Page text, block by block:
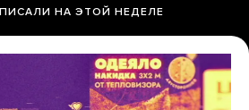
НА ЭТОЙ НЕДЕЛЕ